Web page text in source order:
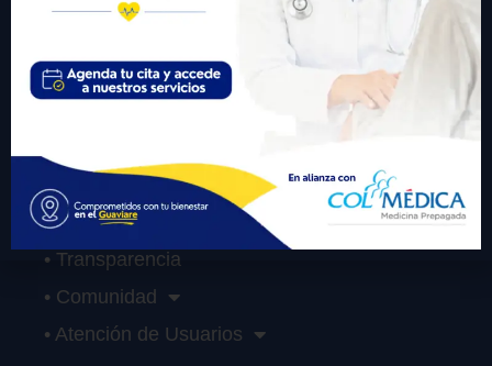
Links Importantes
• Servicios
• Participa
• Transparencia
• Comunidad
• Atención de Usuarios